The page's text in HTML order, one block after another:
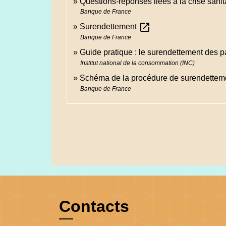
Banque de France
Surendettement open_in_new
Banque de France
Guide pratique : le surendettement des
Institut national de la consommation (INC)
Schéma de la procédure de
Banque de France
Contacts